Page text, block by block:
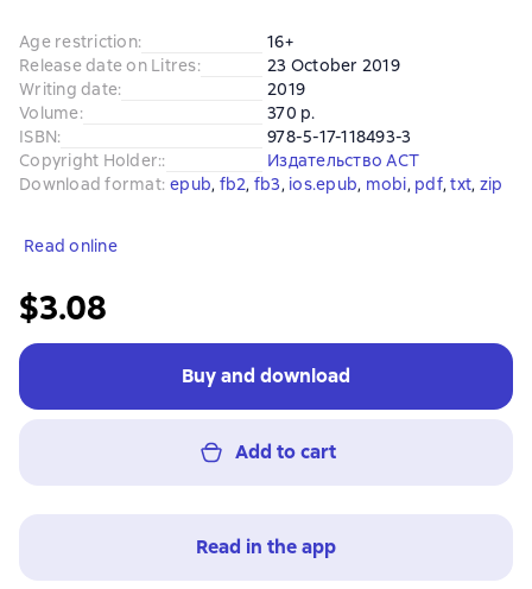
Age restriction:
16+
Release date on Litres:
23 October 2019
Writing date:
2019
Volume:
370 p.
ISBN:
978-5-17-118493-3
Copyright Holder::
Издательство АСТ
Download format: epub, fb2, fb3, ios.epub, mobi, pdf, txt, zip
Read online
$3.08
Buy and download
Add to cart
Read in the app